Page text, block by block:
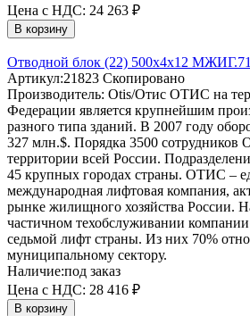
Цена с НДС: 24 263 ₽
В корзину
Отводной блок (22) 500х4х12
Артикул:21823 Скопировано
Производитель: Otis/Отис ОТИС на
Федерации является крупнейшим
разного типа зданий. В 2007 году
327 млн.$. Порядка 3500 сотрудников
территории всей России.
45 крупных городах страны. ОТИС –
международная лифтовая компания,
рынке жилищного хозяйства России.
частичном техобслуживании
седьмой лифт страны. Из них 70%
муниципальному сектору.
Наличие:под заказ
Цена с НДС: 28 416 ₽
В корзину